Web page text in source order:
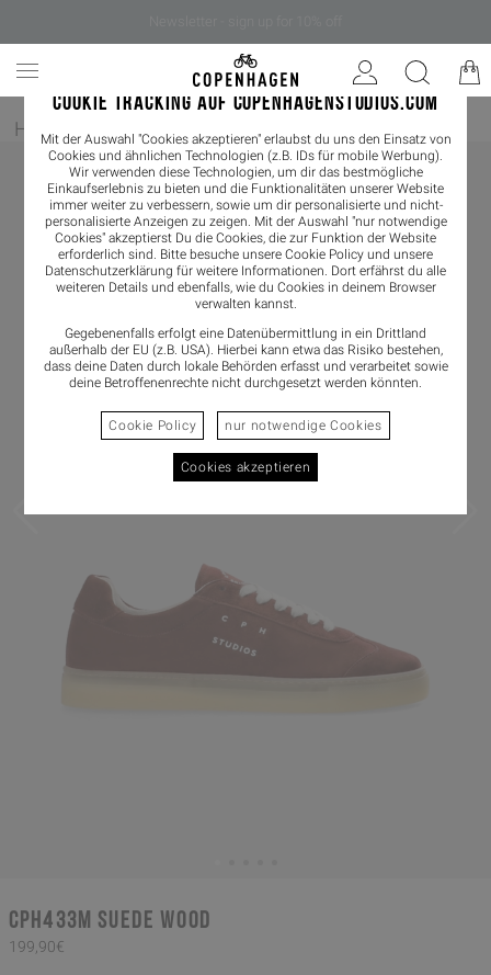
COOKIE TRACKING AUF COPENHAGENSTUDIOS.COM
Mit der Auswahl "Cookies akzeptieren" erlaubst du uns den Einsatz von
Cookies und ähnlichen Technologien (z.B. IDs für mobile Werbung).
Wir verwenden diese Technologien, um dir das bestmögliche
Einkaufserlebnis zu bieten und die Funktionalitäten unserer Website
immer weiter zu verbessern, sowie um dir personalisierte und nicht-
personalisierte Anzeigen zu zeigen. Mit der Auswahl "nur notwendige
Cookies" akzeptierst Du die Cookies, die zur Funktion der Website
erforderlich sind. Bitte besuche unsere Cookie Policy und unsere
Datenschutzerklärung für weitere Informationen. Dort erfährst du alle
weiteren Details und ebenfalls, wie du Cookies in deinem Browser
verwalten kannst.
Gegebenenfalls erfolgt eine Datenübermittlung in ein Drittland
außerhalb der EU (z.B. USA). Hierbei kann etwa das Risiko bestehen,
dass deine Daten durch lokale Behörden erfasst und verarbeitet sowie
deine Betroffenenrechte nicht durchgesetzt werden könnten.
Cookie Policy nur notwendige Cookies
Cookies akzeptieren
Home / Herren/ Sneaker
CPH433M suede wood
199,90€